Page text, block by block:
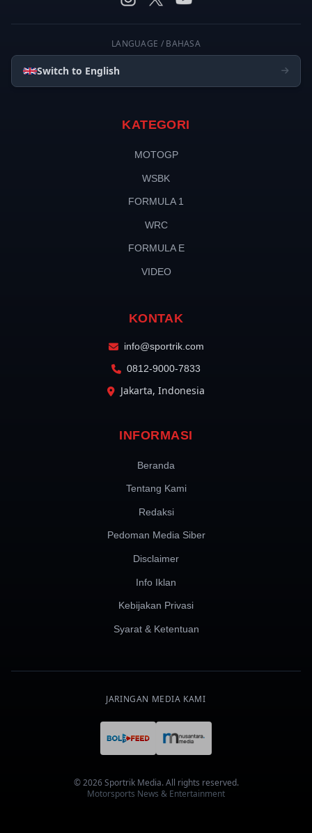
LANGUAGE / BAHASA
Switch to English
KATEGORI
MOTOGP
WSBK
FORMULA 1
WRC
FORMULA E
VIDEO
KONTAK
info@sportrik.com
0812-9000-7833
Jakarta, Indonesia
INFORMASI
Beranda
Tentang Kami
Redaksi
Pedoman Media Siber
Disclaimer
Info Iklan
Kebijakan Privasi
Syarat & Ketentuan
JARINGAN MEDIA KAMI
© 2026 Sportrik Media. All rights reserved.
Motorsports News & Entertainment